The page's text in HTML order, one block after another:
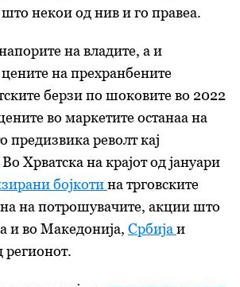
некои од нив и го правеа.
на владите, а и
на прехранбените
берзи по шоковите во 2022
во маркетите останаа на
предизвика револт кај
Хрватска на крајот од јануари
бојкотина трговските
на потрошувачите, акции што
и во Македонија, Србијаи
регионот.